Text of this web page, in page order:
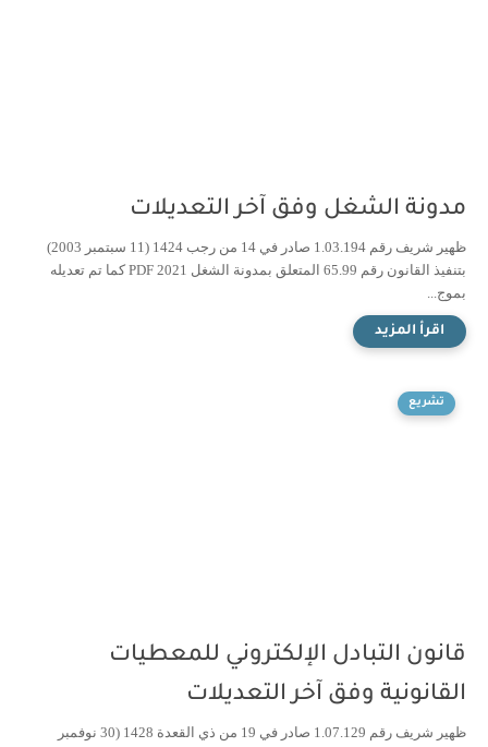
مدونة الشغل وفق آخر التعديلات
ظهير شريف رقم 1.03.194 صادر في 14 من رجب 1424 (11 سبتمبر 2003)
بتنفيذ القانون رقم 65.99 المتعلق بمدونة الشغل 2021 PDF كما تم تعديله
بموج...
تشريع
قانون التبادل الإلكتروني للمعطيات
القانونية وفق آخر التعديلات
ظهير شريف رقم 1.07.129 صادر في 19 من ذي القعدة 1428 (30 نوفمبر